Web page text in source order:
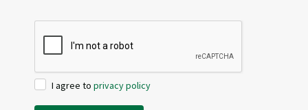
I agree to privacy policy